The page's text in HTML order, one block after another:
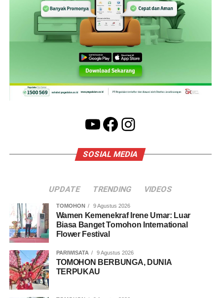
YouTube
Facebook
Instagram
SOSIAL MEDIA
UPDATE TRENDING VIDEOS
TOMOHON 9 Agustus 2026
Wamen Kemenekraf Irene Umar: Luar
Biasa Banget Tomohon International
Flower Festival
PARIWISATA 9 Agustus 2026
TOMOHON BERBUNGA, DUNIA
TERPUKAU